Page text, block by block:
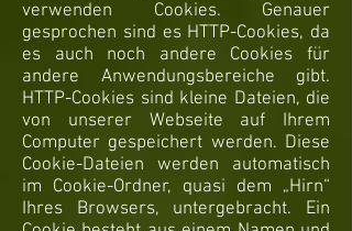
verwenden Cookies. Genauer
gesprochen sind es HTTP-Cookies, da
es auch noch andere Cookies für
andere Anwendungsbereiche gibt.
HTTP-Cookies sind kleine Dateien, die
von unserer Webseite auf Ihrem
Computer gespeichert werden. Diese
Cookie-Dateien werden automatisch
im Cookie-Ordner, quasi dem „Hirn“
Ihres Browsers, untergebracht. Ein